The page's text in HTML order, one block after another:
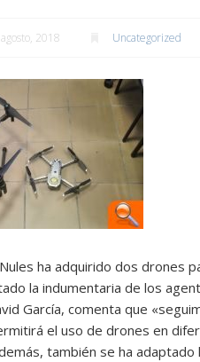
2018 Uncategorized
ha adquirido dos drones
la indumentaria de los
García, comenta que
el uso de drones en
también se ha